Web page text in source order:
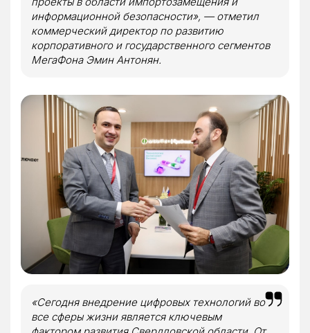
информационной безопасности», — отметил
коммерческий директор по развитию
корпоративного и государственного сегментов
МегаФона Эмин Антонян.
«Сегодня внедрение цифровых технологий во
все сферы жизни является ключевым